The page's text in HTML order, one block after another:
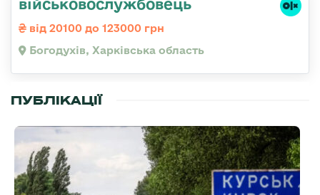
військовослужбовець
від 20100 до 123000 грн
Богодухів, Харківська область
ПУБЛІКАЦІЇ